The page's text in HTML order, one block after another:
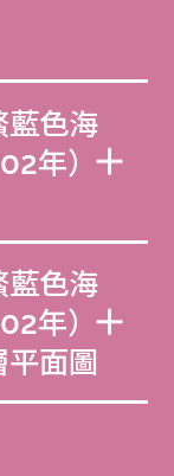
藍色海
年）
藍色海
年）
面圖